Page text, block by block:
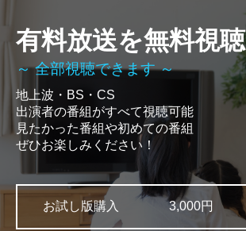
有料放送を無料視聴
～ 全部視聴できます ～
地上波・BS・CS
出演者の番組がすべて視聴可能
見たかった番組や初めての番組
ぜひお楽しみください！
お試し版購入 3,000円